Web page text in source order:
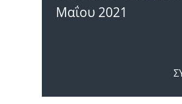
Μαΐου 2021